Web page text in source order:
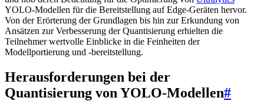
YOLO-Modellen für die Bereitstellung auf Edge-Geräten hervor.
Von der Erörterung der Grundlagen bis hin zur Erkundung von
Ansätzen zur Verbesserung der Quantisierung erhielten die
Teilnehmer wertvolle Einblicke in die Feinheiten der
Modellportierung und -bereitstellung.
Herausforderungen bei der
Quantisierung von YOLO-Modellen#